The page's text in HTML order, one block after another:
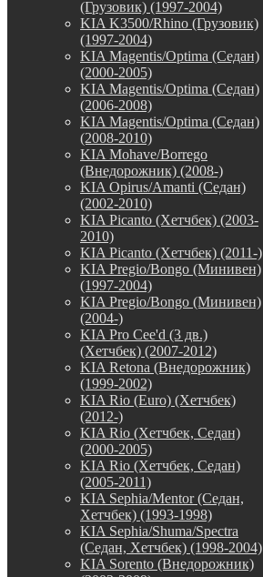
(Грузовик) (1997-2004)
KIA K3500/Rhino (Грузовик)
(1997-2004)
KIA Magentis/Optima (Седан)
(2000-2005)
KIA Magentis/Optima (Седан)
(2006-2008)
KIA Magentis/Optima (Седан)
(2008-2010)
KIA Mohave/Borrego
(Внедорожник) (2008-)
KIA Opirus/Amanti (Седан)
(2002-2010)
KIA Picanto (Хетчбек) (2003-
2010)
KIA Picanto (Хетчбек) (2011-)
KIA Pregio/Bongo (Минивен)
(1997-2004)
KIA Pregio/Bongo (Минивен)
(2004-)
KIA Pro Cee'd (3 дв.)
(Хетчбек) (2007-2012)
KIA Retona (Внедорожник)
(1999-2002)
KIA Rio (Euro) (Хетчбек)
(2012-)
KIA Rio (Хетчбек, Седан)
(2000-2005)
KIA Rio (Хетчбек, Седан)
(2005-2011)
KIA Sephia/Mentor (Седан,
Хетчбек) (1993-1998)
KIA Sephia/Shuma/Spectra
(Седан, Хетчбек) (1998-2004)
KIA Sorento (Внедорожник)